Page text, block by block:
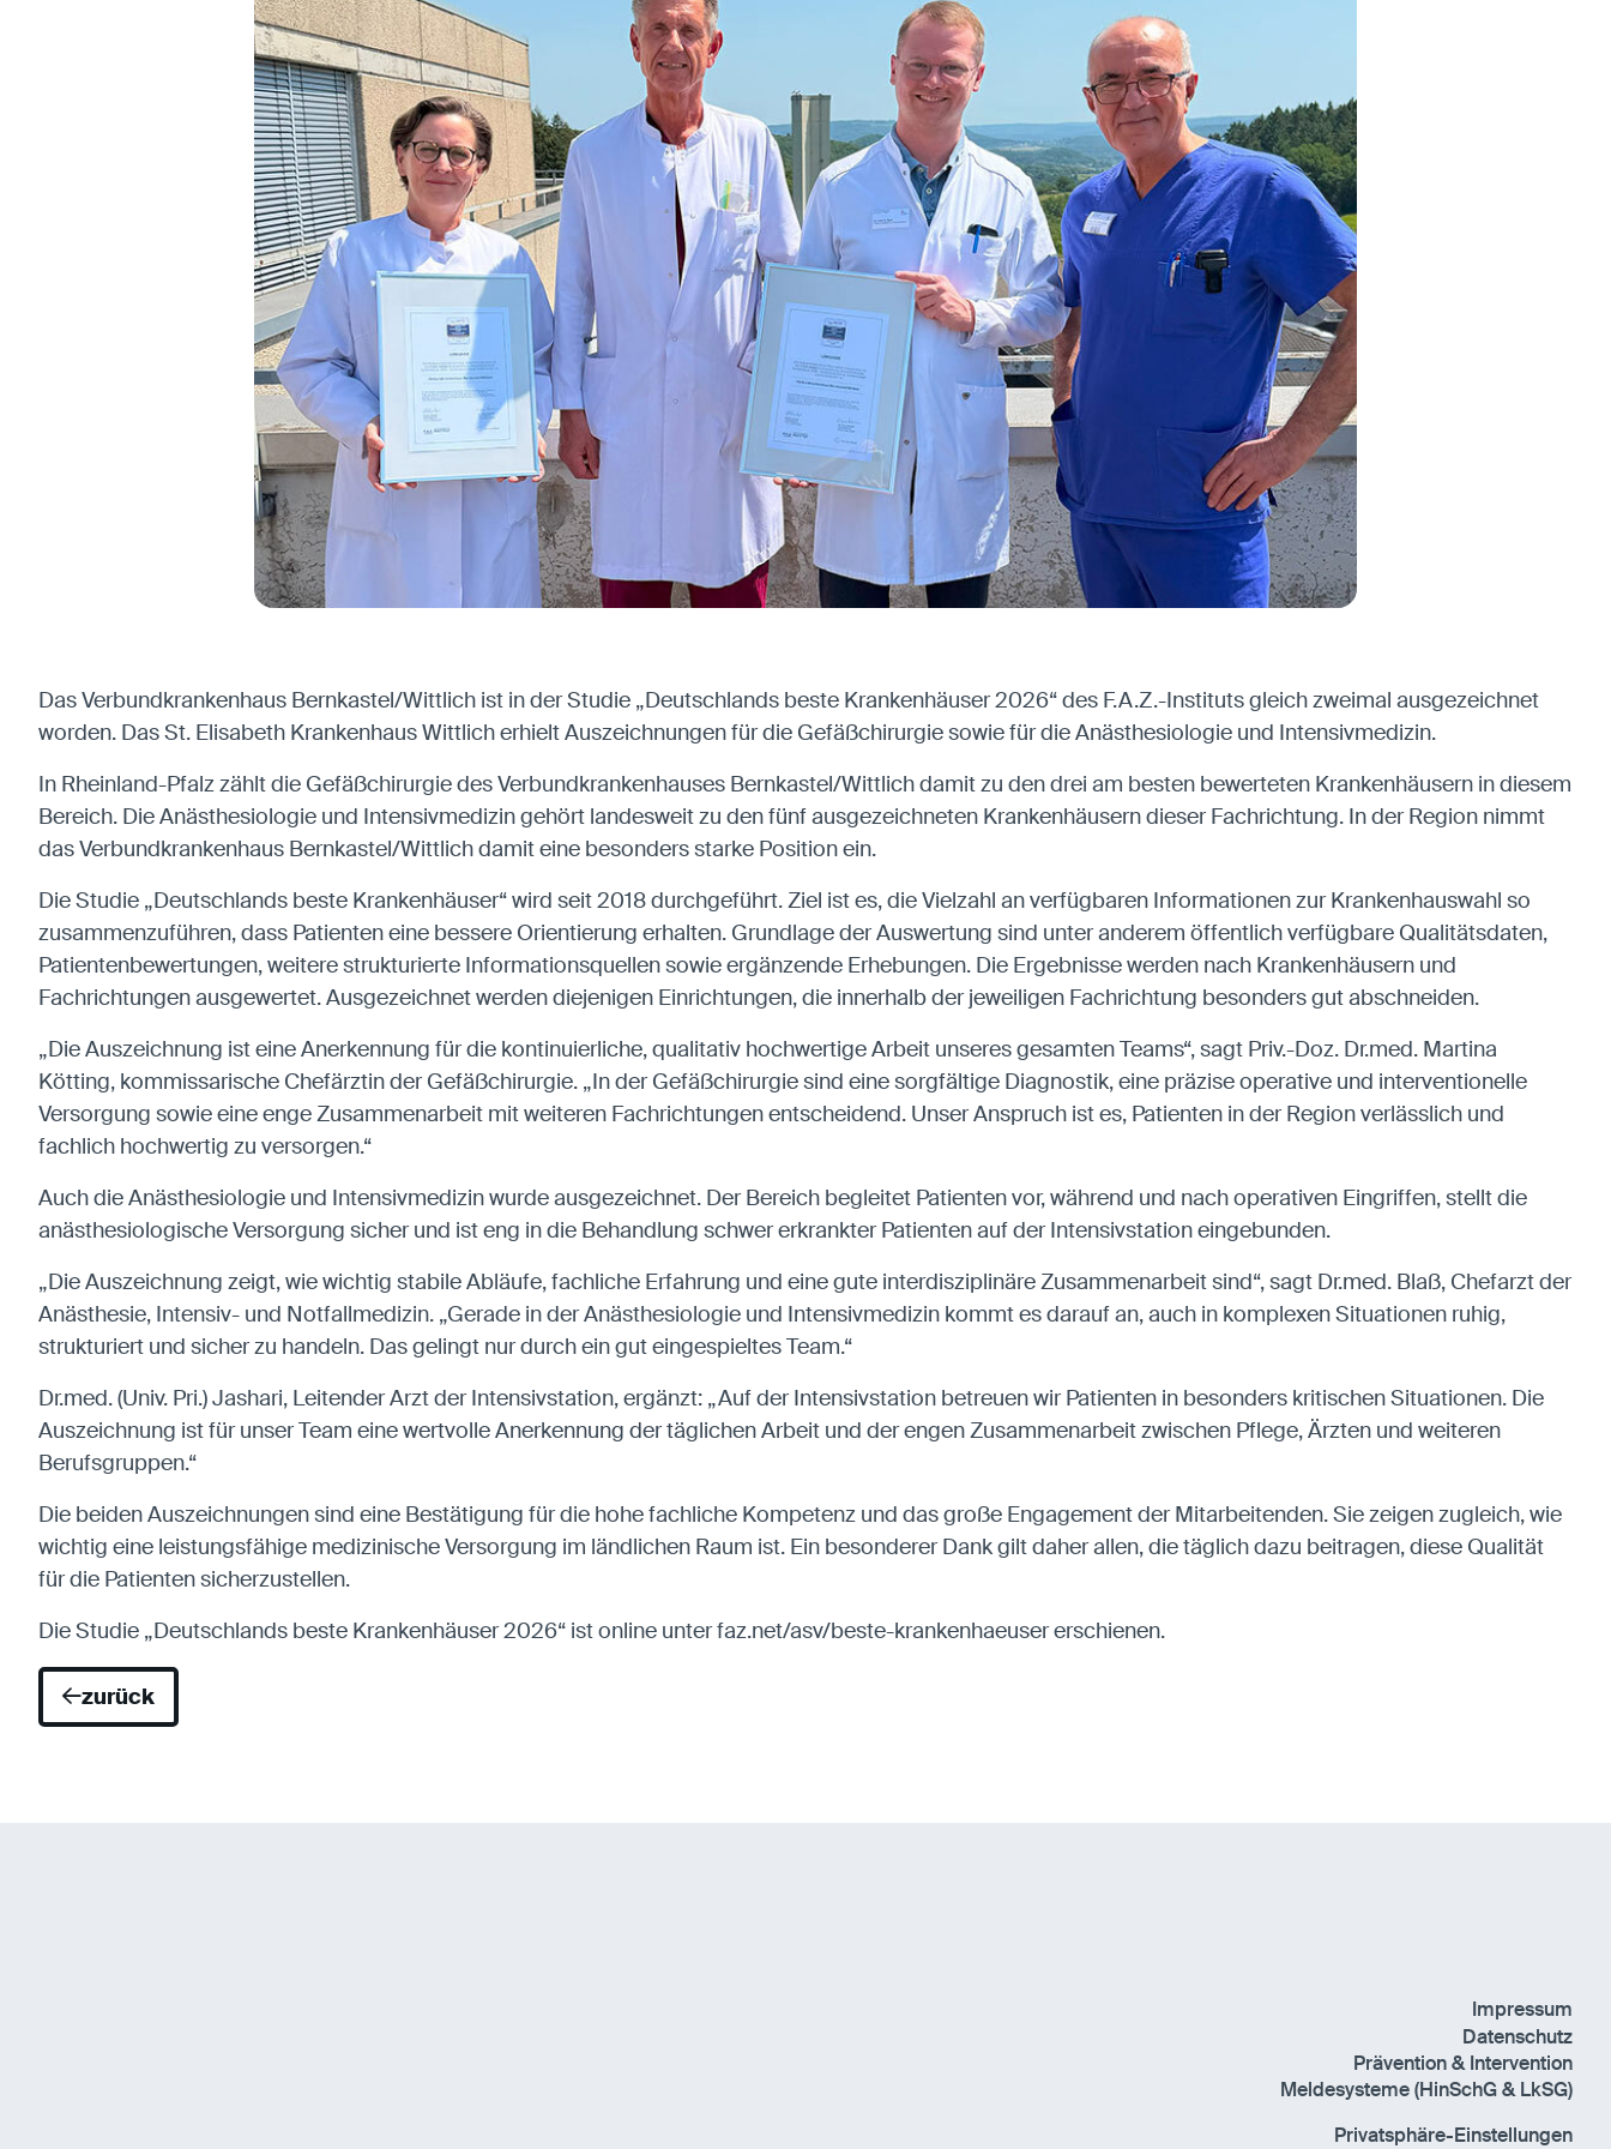
Das Verbundkrankenhaus Bernkastel/Wittlich ist in der Studie „Deutschlands beste Krankenhäuser 2026“ des F.A.Z.-Instituts gleich zweimal ausgezeichnet
worden. Das St. Elisabeth Krankenhaus Wittlich erhielt Auszeichnungen für die Gefäßchirurgie sowie für die Anästhesiologie und Intensivmedizin.
In Rheinland-Pfalz zählt die Gefäßchirurgie des Verbundkrankenhauses Bernkastel/Wittlich damit zu den drei am besten bewerteten Krankenhäusern in diesem
Bereich. Die Anästhesiologie und Intensivmedizin gehört landesweit zu den fünf ausgezeichneten Krankenhäusern dieser Fachrichtung. In der Region nimmt
das Verbundkrankenhaus Bernkastel/Wittlich damit eine besonders starke Position ein.
Die Studie „Deutschlands beste Krankenhäuser“ wird seit 2018 durchgeführt. Ziel ist es, die Vielzahl an verfügbaren Informationen zur Krankenhauswahl so
zusammenzuführen, dass Patienten eine bessere Orientierung erhalten. Grundlage der Auswertung sind unter anderem öffentlich verfügbare Qualitätsdaten,
Patientenbewertungen, weitere strukturierte Informationsquellen sowie ergänzende Erhebungen. Die Ergebnisse werden nach Krankenhäusern und
Fachrichtungen ausgewertet. Ausgezeichnet werden diejenigen Einrichtungen, die innerhalb der jeweiligen Fachrichtung besonders gut abschneiden.
„Die Auszeichnung ist eine Anerkennung für die kontinuierliche, qualitativ hochwertige Arbeit unseres gesamten Teams“, sagt Priv.-Doz. Dr.med. Martina
Kötting, kommissarische Chefärztin der Gefäßchirurgie. „In der Gefäßchirurgie sind eine sorgfältige Diagnostik, eine präzise operative und interventionelle
Versorgung sowie eine enge Zusammenarbeit mit weiteren Fachrichtungen entscheidend. Unser Anspruch ist es, Patienten in der Region verlässlich und
fachlich hochwertig zu versorgen.“
Auch die Anästhesiologie und Intensivmedizin wurde ausgezeichnet. Der Bereich begleitet Patienten vor, während und nach operativen Eingriffen, stellt die
anästhesiologische Versorgung sicher und ist eng in die Behandlung schwer erkrankter Patienten auf der Intensivstation eingebunden.
„Die Auszeichnung zeigt, wie wichtig stabile Abläufe, fachliche Erfahrung und eine gute interdisziplinäre Zusammenarbeit sind“, sagt Dr.med. Blaß, Chefarzt der
Anästhesie, Intensiv- und Notfallmedizin. „Gerade in der Anästhesiologie und Intensivmedizin kommt es darauf an, auch in komplexen Situationen ruhig,
strukturiert und sicher zu handeln. Das gelingt nur durch ein gut eingespieltes Team.“
Dr.med. (Univ. Pri.) Jashari, Leitender Arzt der Intensivstation, ergänzt: „Auf der Intensivstation betreuen wir Patienten in besonders kritischen Situationen. Die
Auszeichnung ist für unser Team eine wertvolle Anerkennung der täglichen Arbeit und der engen Zusammenarbeit zwischen Pflege, Ärzten und weiteren
Berufsgruppen.“
Die beiden Auszeichnungen sind eine Bestätigung für die hohe fachliche Kompetenz und das große Engagement der Mitarbeitenden. Sie zeigen zugleich, wie
wichtig eine leistungsfähige medizinische Versorgung im ländlichen Raum ist. Ein besonderer Dank gilt daher allen, die täglich dazu beitragen, diese Qualität
für die Patienten sicherzustellen.
Die Studie „Deutschlands beste Krankenhäuser 2026“ ist online unter faz.net/asv/beste-krankenhaeuser erschienen.
zurück
Impressum
Datenschutz
Prävention & Intervention
Meldesysteme (HinSchG & LkSG)
Privatsphäre-Einstellungen
Verwendung um Youtube-Videoinhalte zu
Anzeige von Karten-Elementen mit externen
OpenStreetMap
Statistiken-Cookies erfassen Informationen
anonym. Diese Informationen helfen uns zu
verstehen, wie unsere Besucher unsere Website